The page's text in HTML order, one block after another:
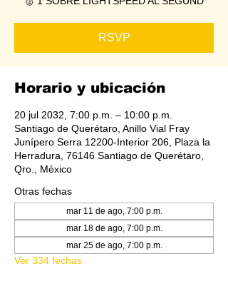
RSVP
Horario y ubicación
20 jul 2032, 7:00 p.m. – 10:00 p.m.
Santiago de Querétaro, Anillo Vial Fray
Junípero Serra 12200-Interior 206, Plaza la
Herradura, 76146 Santiago de Querétaro,
Qro., México
Otras fechas
mar 11 de ago, 7:00 p.m.
mar 18 de ago, 7:00 p.m.
mar 25 de ago, 7:00 p.m.
Ver 334 fechas